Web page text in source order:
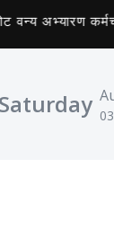
Saturday